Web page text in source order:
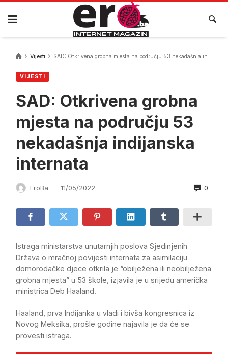
Skip
content
Vijesti SAD: Otkrivena grobna mjesta na području 53 nekadašnja indijanska internata
VIJESTI
SAD: Otkrivena grobna
mjesta na području 53
nekadašnja indijanska
internata
EroBa — 11/05/2022 0
Istraga ministarstva unutarnjih poslova Sjedinjenih
Država o mračnoj povijesti internata za asimilaciju
domorodačke djece otkrila je “obilježena ili neobilježena
grobna mjesta” u 53 škole, izjavila je u srijedu američka
ministrica Deb Haaland.
Haaland, prva Indijanka u vladi i bivša kongresnica iz
Novog Meksika, prošle godine najavila je da će se
provesti istraga.